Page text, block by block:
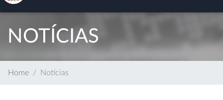
NOTÍCIAS
Home Notícias